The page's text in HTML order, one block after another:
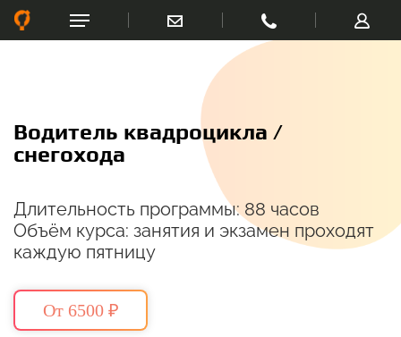
Водитель квадроцикла /
снегохода
Длительность программы: 88 часов
Объём курса: занятия и экзамен проходят
каждую пятницу
От 6500 ₽